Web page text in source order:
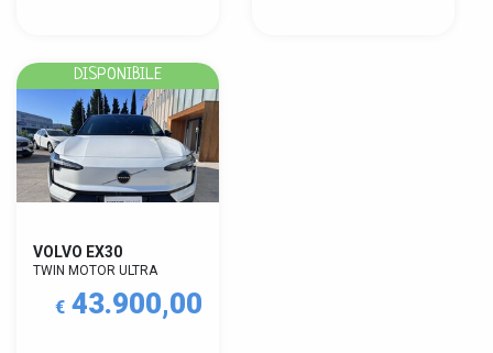
DISPONIBILE
VOLVO EX30
TWIN MOTOR ULTRA
€43.900,00